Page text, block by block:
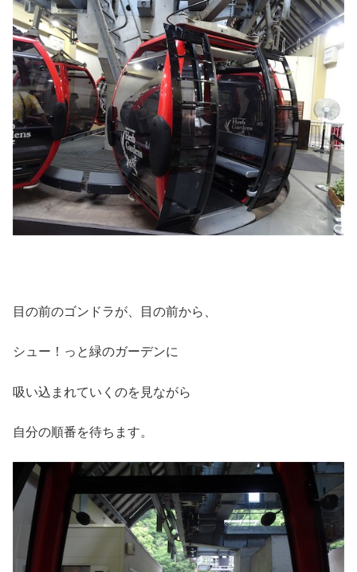
目の前のゴンドラが、目の前から、
シュー！っと緑のガーデンに
吸い込まれていくのを見ながら
自分の順番を待ちます。